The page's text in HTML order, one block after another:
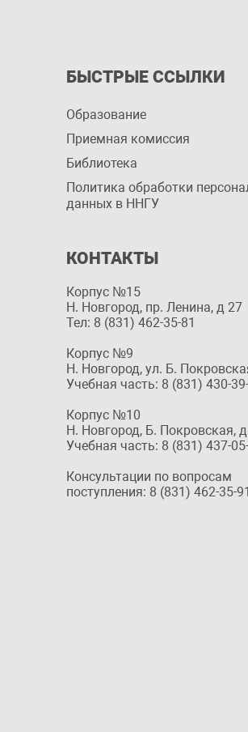
БЫСТРЫЕ ССЫЛКИ
Образование
Приемная комиссия
Библиотека
Политика обработки
данных в ННГУ
КОНТАКТЫ
Корпус №15
Н. Новгород, пр. Ленина, д 27
Тел: 8 (831) 462-35-81
Корпус №9
Н. Новгород, ул. Б.
Учебная часть: 8 (831) 430-
Корпус №10
Н. Новгород, Б. Покровская,
Учебная часть: 8 (831) 437-
Консультации по вопросам
поступления: 8 (831) 462-35-91